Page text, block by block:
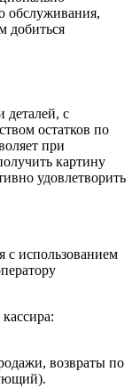
обслуживания,
добиться
деталей, с
остатков по
при
картину
удовлетворить
с использованием
возвраты по